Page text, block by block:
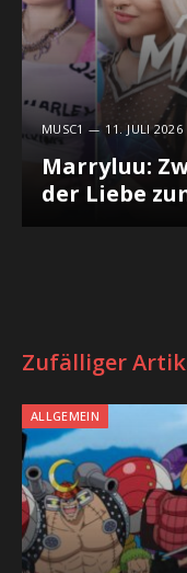
MUSC1 11. JULI 2026
Marryluu:
der Liebe
Zufälliger
ALLGEMEIN